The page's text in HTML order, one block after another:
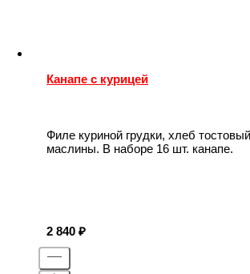
Канапе с курицей
Филе куриной грудки, хлеб
маслины. В наборе 16 шт. канапе.
2 840